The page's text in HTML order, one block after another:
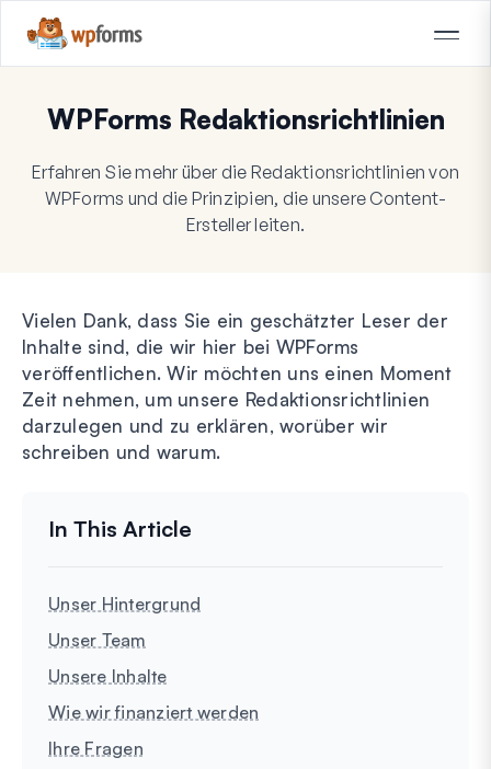
WPForms Redaktionsrichtlinien
Erfahren Sie mehr über die Redaktionsrichtlinien von
WPForms und die Prinzipien, die unsere Content-
Ersteller leiten.
Vielen Dank, dass Sie ein geschätzter Leser der
Inhalte sind, die wir hier bei WPForms
veröffentlichen. Wir möchten uns einen Moment
Zeit nehmen, um unsere Redaktionsrichtlinien
darzulegen und zu erklären, worüber wir
schreiben und warum.
Unser Hintergrund
Unser Team
Unsere Inhalte
Wie wir finanziert werden
Ihre Fragen